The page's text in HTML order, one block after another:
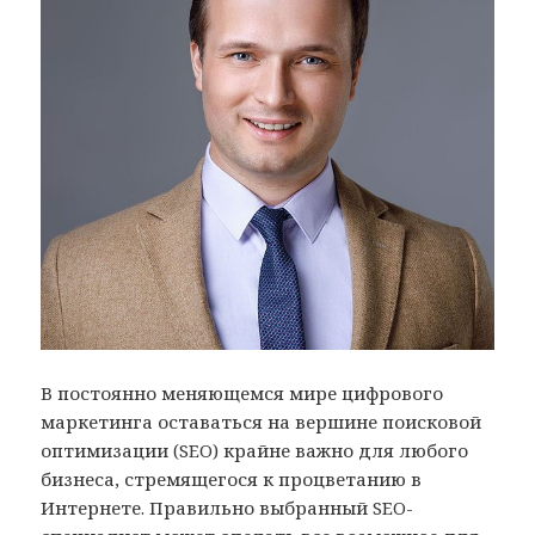
В постоянно меняющемся мире цифрового
маркетинга оставаться на вершине поисковой
оптимизации (SEO) крайне важно для любого
бизнеса, стремящегося к процветанию в
Интернете. Правильно выбранный SEO-